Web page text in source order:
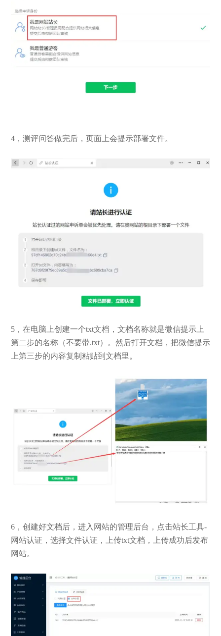
4，测评问答做完后，页面上会提示部署文件。
5，在电脑上创建一个txt文档，文档名称就是微信提示上
第二步的名称（不要带.txt）。然后打开文档，把微信提示
上第三步的内容复制粘贴到文档里。
6，创建好文档后，进入网站的管理后台，点击站长工具-
网站认证，选择文件认证，上传txt文档，上传成功后发布
网站。